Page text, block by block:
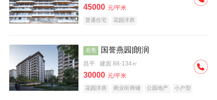
45000 元/平米
普通住宅 花园洋房
在售 国誉燕园|朗润
昌平 建面 88-134㎡
30000 元/平米
花园洋房 商业街商铺 公园地产
小户型